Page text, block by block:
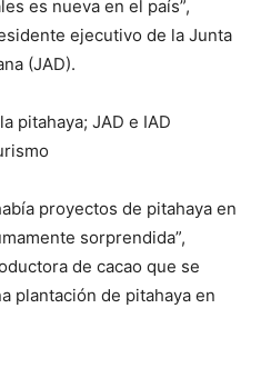
es nueva en el país”,
ejecutivo de la Junta
(JAD).
proyectos de pitahaya en
sorprendida”,
de cacao que se
plantación de pitahaya en